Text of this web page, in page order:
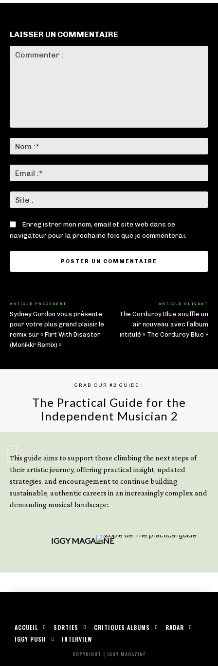
LAISSER UN COMMENTAIRE
:*
:*
:
Enregistrer mon nom, email et site web dans ce
navigateur pour la prochaine fois que je commenterai.
ARTICLE PRÉCÉDENT
Sydney Gordon vous présente
pour votre plus grand plaisir le
remix sur « Flirt With Disaster
(Monikkr Remix) »
ARTICLE SUIVANT
The Corduroy Blue souffle un
air nouveau avec l’album
intitulé « The Corduroy Blue »
GRAB OUR #2 GUIDE :
The Practical Guide for the
Independent Musician 2
This guide aims to support those climbing the next steps of
their artistic journey, offering practical insight, updated
strategies, and encouragement to continue building
sustainable, authentic careers in an increasingly complex and
demanding musical landscape.
IGGY MAGAZINE
ACCUEIL SORTIES CRITIQUES ALBUMS
RADAR
IGGY PUSH
INTERVIEW
COPYRIGHT | IGGY MAGAZINE